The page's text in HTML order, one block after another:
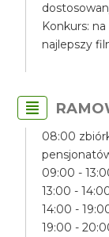
Konkurs:
najlepszy
08:00
09:00 -
13:00 -
14:00 -
19:00 -